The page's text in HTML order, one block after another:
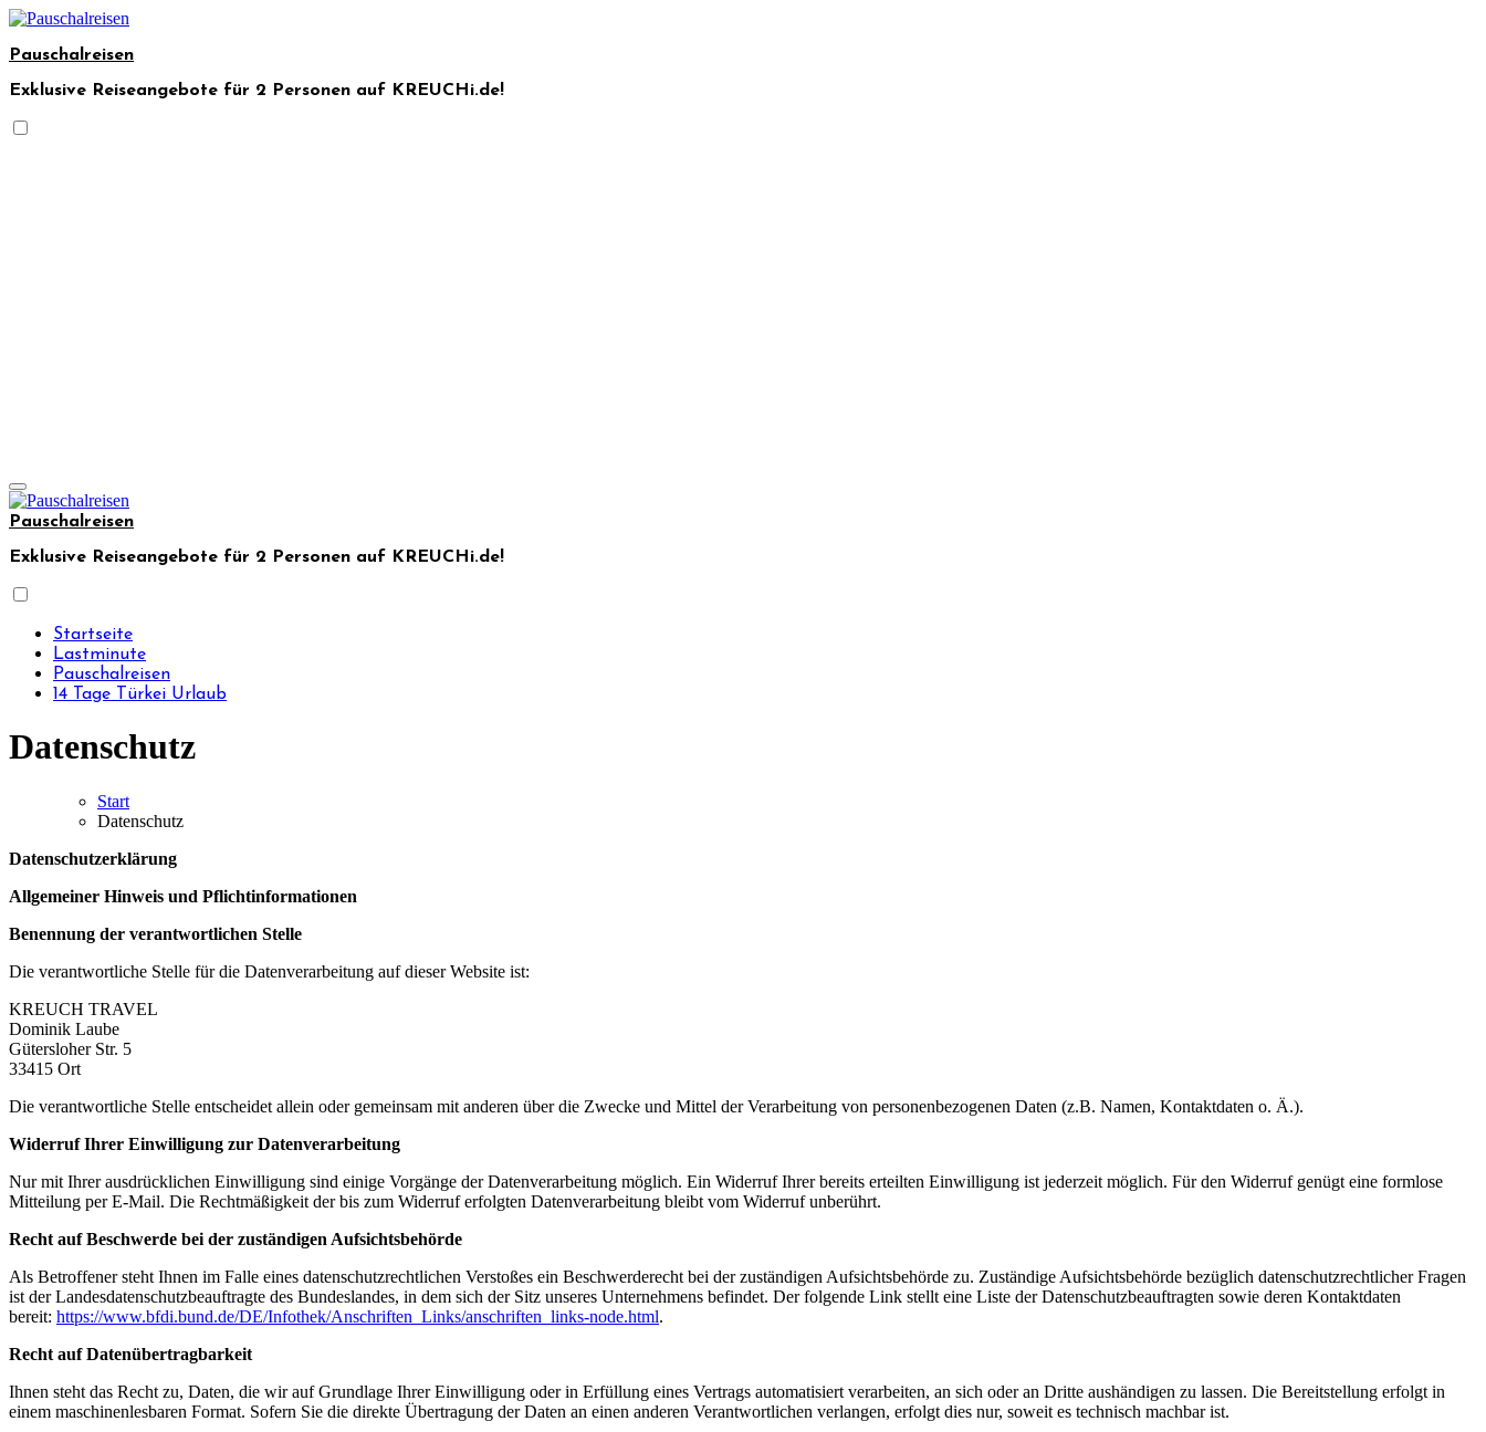
Skip
content
Pauschalreisen
Exklusive Reiseangebote für 2 Personen auf KREUCHi.de!
Pauschalreisen
Exklusive Reiseangebote für 2 Personen auf KREUCHi.de!
Startseite
Lastminute
Pauschalreisen
14 Tage Türkei Urlaub
Datenschutz
Start
Datenschutz
Datenschutzerklärung
Allgemeiner Hinweis und Pflichtinformationen
Benennung der verantwortlichen Stelle
Die verantwortliche Stelle für die Datenverarbeitung auf dieser Website ist:
KREUCH TRAVEL
Dominik Laube
Gütersloher Str. 5
33415 Ort
Die verantwortliche Stelle entscheidet allein oder gemeinsam mit anderen über die Zwecke und Mittel der Verarbeitung von personenbezogenen Daten (z.B. Namen, Kontaktdaten o. Ä.).
Widerruf Ihrer Einwilligung zur Datenverarbeitung
Nur mit Ihrer ausdrücklichen Einwilligung sind einige Vorgänge der Datenverarbeitung möglich. Ein Widerruf Ihrer bereits erteilten Einwilligung ist jederzeit möglich. Für den Widerruf genügt eine formlose
Mitteilung per E-Mail. Die Rechtmäßigkeit der bis zum Widerruf erfolgten Datenverarbeitung bleibt vom Widerruf unberührt.
Recht auf Beschwerde bei der zuständigen Aufsichtsbehörde
Als Betroffener steht Ihnen im Falle eines datenschutzrechtlichen Verstoßes ein Beschwerderecht bei der zuständigen Aufsichtsbehörde zu. Zuständige Aufsichtsbehörde bezüglich datenschutzrechtlicher Fragen
ist der Landesdatenschutzbeauftragte des Bundeslandes, in dem sich der Sitz unseres Unternehmens befindet. Der folgende Link stellt eine Liste der Datenschutzbeauftragten sowie deren Kontaktdaten
bereit: https://www.bfdi.bund.de/DE/Infothek/Anschriften_Links/anschriften_links-node.html.
Recht auf Datenübertragbarkeit
Ihnen steht das Recht zu, Daten, die wir auf Grundlage Ihrer Einwilligung oder in Erfüllung eines Vertrags automatisiert verarbeiten, an sich oder an Dritte aushändigen zu lassen. Die Bereitstellung erfolgt in
einem maschinenlesbaren Format. Sofern Sie die direkte Übertragung der Daten an einen anderen Verantwortlichen verlangen, erfolgt dies nur, soweit es technisch machbar ist.